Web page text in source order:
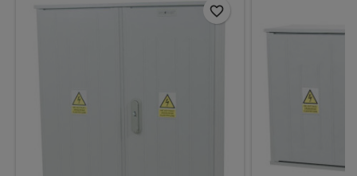
favorite_border